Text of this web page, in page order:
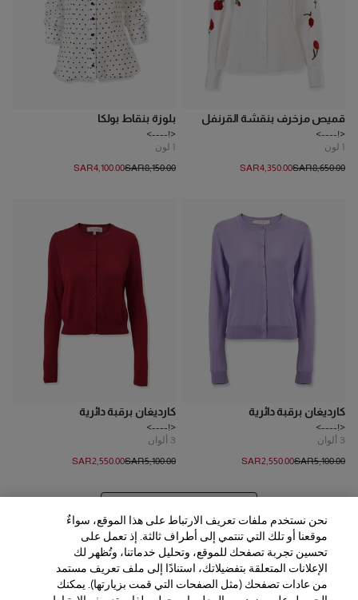
قميص مزخرف بنقشة القرنفل
<!---->
1 لون
SAR‌8,650.00
SAR‌4,350.00
بلوزة بنقاط بولكا
<!---->
1 لون
SAR‌8,150.00
SAR‌4,100.00
كارديغان برقبة دائرية
<!---->
3 ألوان
SAR‌5,100.00
SAR‌2,550.00
كارديغان برقبة دائرية
<!---->
3 ألوان
SAR‌5,100.00
SAR‌2,550.00
نحن نستخدم ملفات تعريف الارتباط على هذا الموقع، سواءٌ
موقعنا أو تلك التي تنتمي إلى أطراف ثالثة. إذ تعمل على
تحسين تجربة تصفحك للموقع، وتحليل خدماتنا، وتُظهر لك
الإعلانات المتعلقة بتفضيلاتك، استنادًا إلى ملف تعريف مستمد
من عادات تصفحك (مثل الصفحات التي قمت بزيارتها). يمكنك